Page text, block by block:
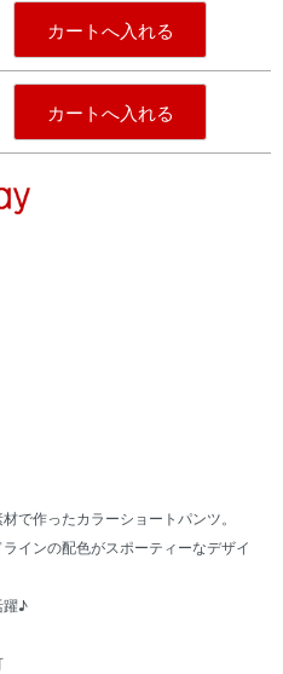
カートへ入れる
カートへ入れる
で作ったカラーショートパンツ。
インの配色がスポーティーなデザイ
躍♪